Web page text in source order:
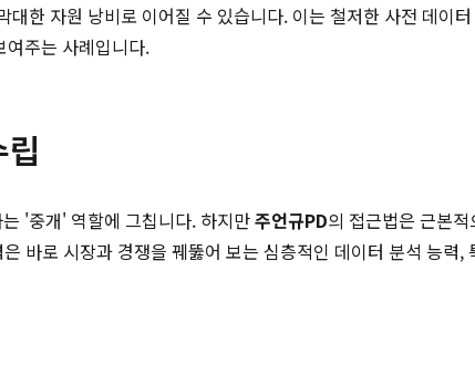
한 자원 낭비로 이어질 수 있습니다. 이는 철저한 사전 데이
여주는 사례입니다.
'중개' 역할에 그칩니다. 하지만주언규PD의 접근법은 근본
바로 시장과 경쟁을 꿰뚫어 보는 심층적인 데이터 분석 능력,